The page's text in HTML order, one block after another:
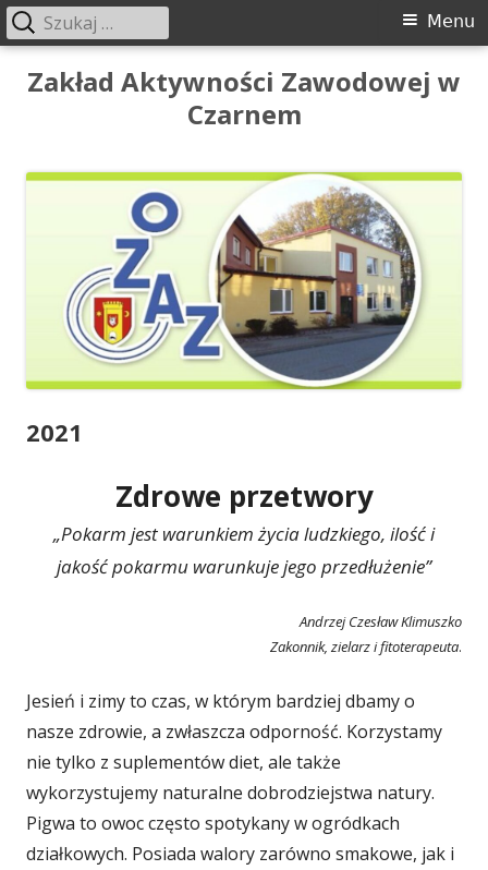
Przeskocz
Zakład Aktywności Zawodowej w
Czarnem
Menu
główne
Menu
Szukaj:
2021
Zdrowe przetwory
„Pokarm jest warunkiem życia ludzkiego, ilość i
jakość pokarmu warunkuje jego przedłużenie”
Andrzej Czesław Klimuszko
Zakonnik, zielarz i fitoterapeuta.
Jesień i zimy to czas, w którym bardziej dbamy o
nasze zdrowie, a zwłaszcza odporność. Korzystamy
nie tylko z suplementów diet, ale także
wykorzystujemy naturalne dobrodziejstwa natury.
Pigwa to owoc często spotykany w ogródkach
działkowych. Posiada walory zarówno smakowe, jak i